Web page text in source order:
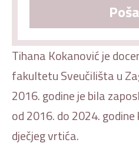
Tihana Kokanović je
fakultetu Sveučilišta u
2016. godine je bila
od 2016. do 2024.
dječjeg vrtića.